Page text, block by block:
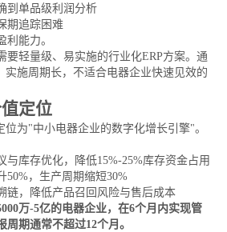
到单品级利润分析
期追踪困难
利能力。
要轻量级、易实施的行业化ERP方案。通
实施周期长，不适合电器企业快速见效的
定位
位为"中小电器企业的数字化增长引擎"。
与库存优化，降低15%-25%库存资金占用
50%，生产周期缩短30%
链，降低产品召回风险与售后成本
万-5亿的电器企业，在6个月内实现管
期通常不超过12个月。